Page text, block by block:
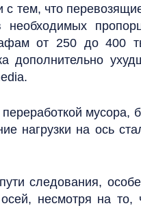
тем, что
от 250 до 400
дополнительно
нагрузки на ось
следования,
несмотря на